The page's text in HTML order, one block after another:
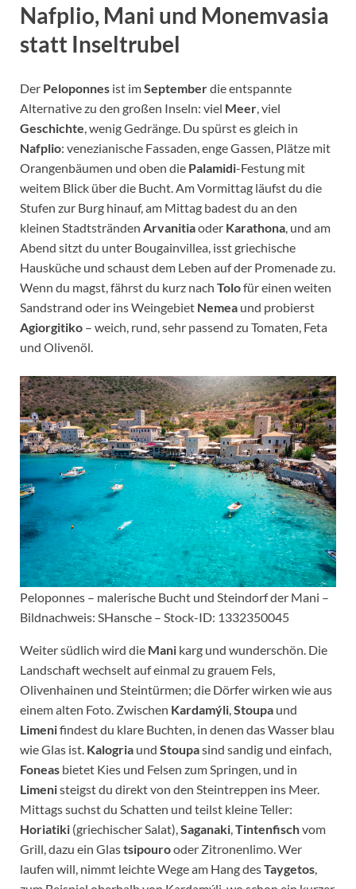
Nafplio, Mani und Monemvasia
statt Inseltrubel
Der Peloponnes ist imSeptemberdie entspannte
Alternative zu den großen Inseln: viel Meer, viel
Geschichte, wenig Gedränge. Du spürst es gleich in
Nafplio: venezianische Fassaden, enge Gassen, Plätze mit
Orangenbäumen und oben die Palamidi-Festung mit
weitem Blick über die Bucht. Am Vormittag läufst du die
Stufen zur Burg hinauf, am Mittag badest du an den
kleinen Stadtstränden Arvanitiaoder Karathona, und am
Abend sitzt du unter Bougainvillea, isst griechische
Hausküche und schaust dem Leben auf der Promenade zu.
Wenn du magst, fährst du kurz nach Tolofür einen weiten
Sandstrand oder ins Weingebiet Nemea und probierst
Agiorgitiko – weich, rund, sehr passend zu Tomaten, Feta
und Olivenöl.
Peloponnes – malerische Bucht und Steindorf der Mani –
Bildnachweis: SHansche – Stock-ID: 1332350045
Weiter südlich wird die Mani karg und wunderschön. Die
Landschaft wechselt auf einmal zu grauem Fels,
Olivenhainen und Steintürmen; die Dörfer wirken wie aus
einem alten Foto. Zwischen Kardamýli,Stoupa und
Limenifindest du klare Buchten, in denen das Wasser blau
wie Glas ist. Kalogria und Stoupasind sandig und einfach,
Foneas bietet Kies und Felsen zum Springen, und in
Limenisteigst du direkt von den Steintreppen ins Meer.
Mittags suchst du Schatten und teilst kleine Teller:
Horiatiki (griechischer Salat),Saganaki,Tintenfischvom
Grill, dazu ein Glastsipourooder Zitronenlimo. Wer
laufen will, nimmt leichte Wege am Hang desTaygetos,